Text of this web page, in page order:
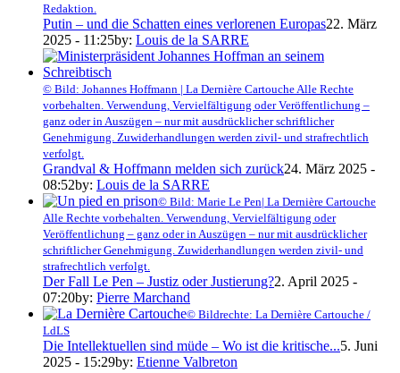
Redaktion.
Putin – und die Schatten eines verlorenen Europas22. März
2025 - 11:25by: Louis de la SARRE
© Bild: Johannes Hoffmann | La Dernière Cartouche Alle Rechte
vorbehalten. Verwendung, Vervielfältigung oder Veröffentlichung –
ganz oder in Auszügen – nur mit ausdrücklicher schriftlicher
Genehmigung. Zuwiderhandlungen werden zivil- und strafrechtlich
verfolgt.
Grandval & Hoffmann melden sich zurück24. März 2025 -
08:52by: Louis de la SARRE
© Bild: Marie Le Pen| La Dernière Cartouche
Alle Rechte vorbehalten. Verwendung, Vervielfältigung oder
Veröffentlichung – ganz oder in Auszügen – nur mit ausdrücklicher
schriftlicher Genehmigung. Zuwiderhandlungen werden zivil- und
strafrechtlich verfolgt.
Der Fall Le Pen – Justiz oder Justierung?2. April 2025 -
07:20by: Pierre Marchand
© Bildrechte: La Dernière Cartouche /
LdLS
Die Intellektuellen sind müde – Wo ist die kritische...5. Juni
2025 - 15:29by: Etienne Valbreton